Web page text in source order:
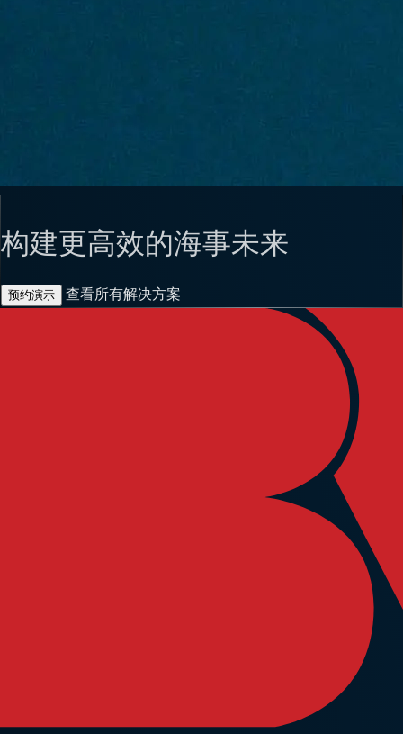
构建更高效的海事未来
预约演示 查看所有解决方案